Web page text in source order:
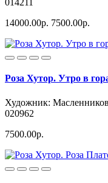
014211
14000.00р. 7500.00р.
Роза Хутор. Утро в
Художник:
020962
7500.00р.